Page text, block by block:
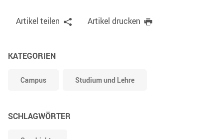
Artikel teilen Artikel drucken
KATEGORIEN
Campus Studium und Lehre
SCHLAGWÖRTER